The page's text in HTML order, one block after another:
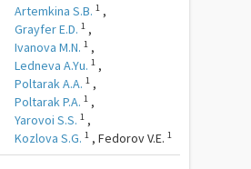
Artemkina S.B. 1 ,
Grayfer E.D. 1 ,
Ivanova M.N. 1 ,
Ledneva A.Yu. 1 ,
Poltarak A.A. 1 ,
Poltarak P.A. 1 ,
Yarovoi S.S. 1 ,
Kozlova S.G. 1 ,Fedorov V.E.1